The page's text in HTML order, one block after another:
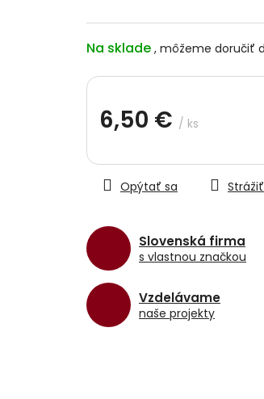
Na sklade
6,50 € / ks
cena:
Slovenská firma
s vlastnou značkou
Vzdelávame
naše projekty
Opýtať sa Strážiť